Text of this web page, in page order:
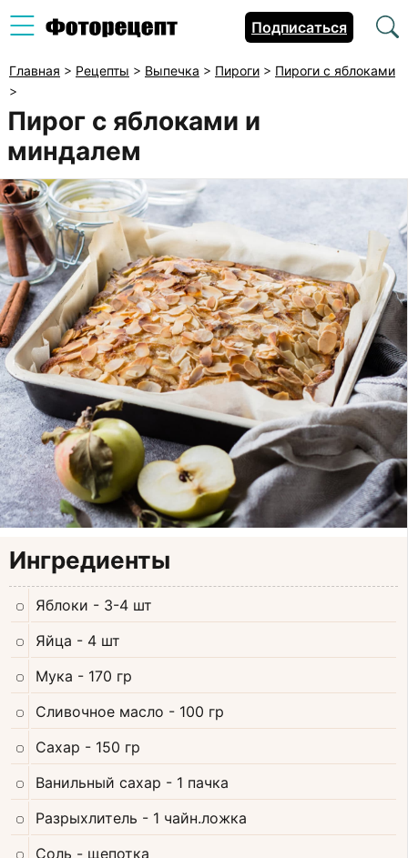
Подписаться
Главная > Рецепты > Выпечка > Пироги > Пироги с яблоками
>
Пирог с яблоками и
миндалем
Ингредиенты
Яблоки - 3-4 шт
Яйца - 4 шт
Мука - 170 гр
Сливочное масло - 100 гр
Сахар - 150 гр
Ванильный сахар - 1 пачка
Разрыхлитель - 1 чайн.ложка
Соль - щепотка